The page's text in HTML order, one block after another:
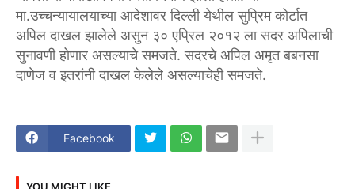
मा.उच्चन्यायालयाच्या आदेशावर दिल्ली येथील सुप्रिम कोर्टात
अपिल दाखल झालेले असुन ३० एप्रिल २०१२ ला सदर अपिलाची
सुनावणी होणार असल्याचे समजते. सदरचे अपिल अमृत बबनसा
दाणेज व इतरांनी दाखल केलेले असल्याचेही समजते.
Facebook